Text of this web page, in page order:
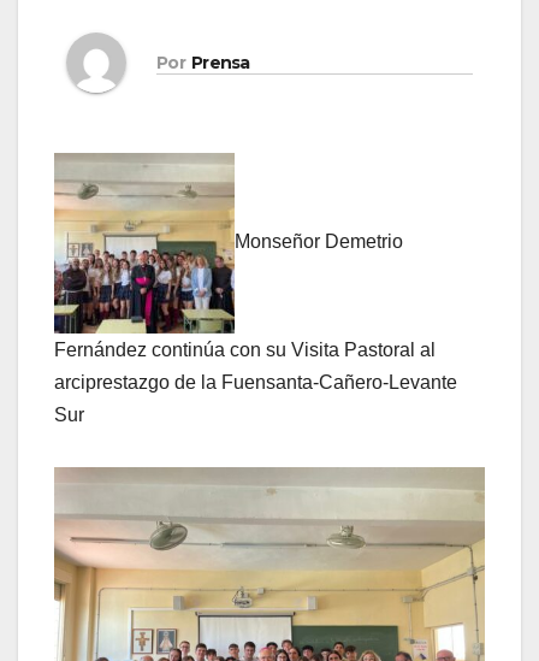
Por Prensa
Monseñor Demetrio
Fernández continúa con su Visita Pastoral al
arciprestazgo de la Fuensanta-Cañero-Levante
Sur